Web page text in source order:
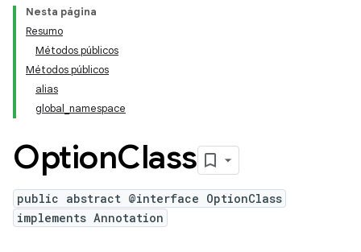
Nesta página
Resumo
Métodos públicos
Métodos públicos
alias
global_namespace
OptionClass
public abstract @interface OptionClass
implements Annotation